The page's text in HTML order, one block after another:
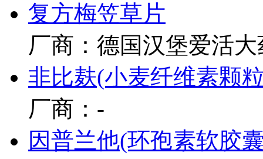
复方梅笠草片
厂商：德国汉堡爱活
非比麸(小麦纤维素颗
厂商：-
因普兰他(环孢素软胶